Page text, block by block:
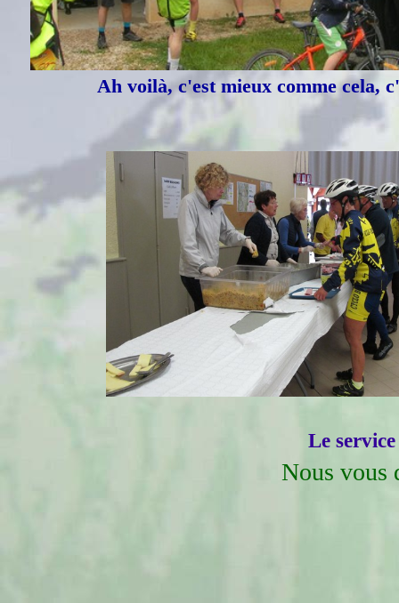
Ah voilà, c'est mieux comme cela,
Le
Nous vous